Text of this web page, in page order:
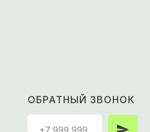
ОБРАТНЫЙ ЗВОНОК